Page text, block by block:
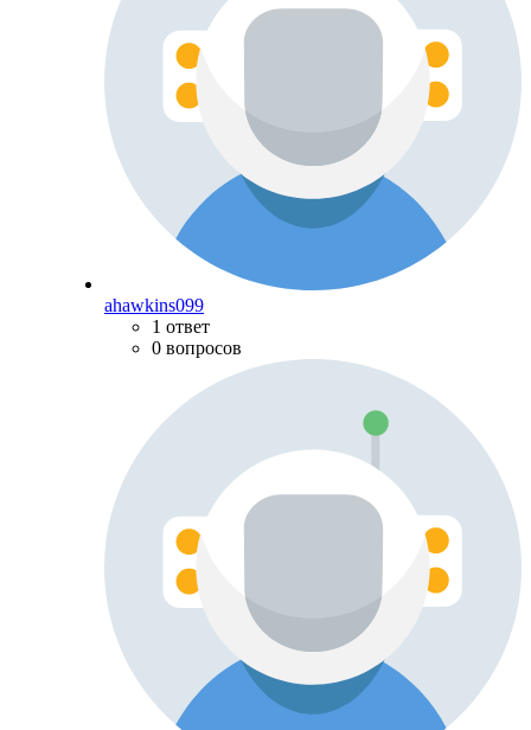
ahawkins099
1 ответ
0 вопросов